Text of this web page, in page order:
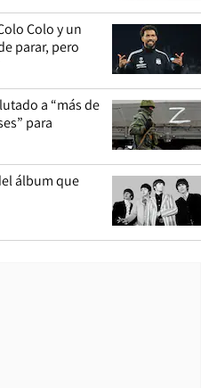
Colo y un
parar, pero
a “más de
para
álbum que